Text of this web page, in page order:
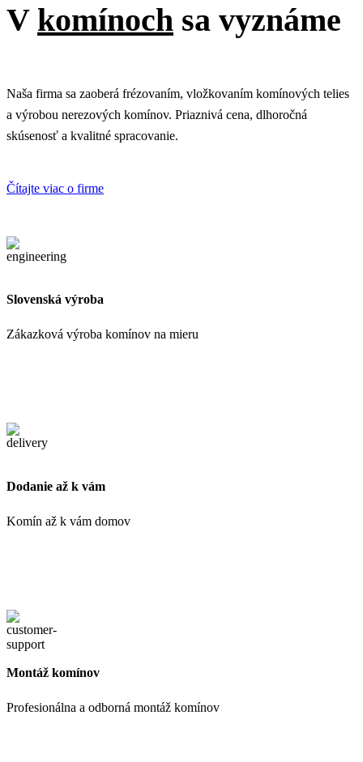
V komínoch sa vyznáme
Naša firma sa zaoberá frézovaním, vložkovaním komínových telies
a výrobou nerezových komínov. Priaznivá cena, dlhoročná
skúsenosť a kvalitné spracovanie.
Čítajte viac o firme
Slovenská výroba
Zákazková výroba komínov na mieru
Dodanie až k vám
Komín až k vám domov
Montáž komínov
Profesionálna a odborná montáž komínov